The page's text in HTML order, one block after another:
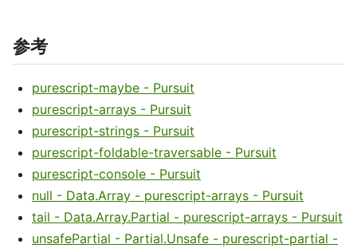
参考
purescript-maybe - Pursuit
purescript-arrays - Pursuit
purescript-strings - Pursuit
purescript-foldable-traversable - Pursuit
purescript-console - Pursuit
null - Data.Array - purescript-arrays - Pursuit
tail - Data.Array.Partial - purescript-arrays - Pursuit
unsafePartial - Partial.Unsafe - purescript-partial -